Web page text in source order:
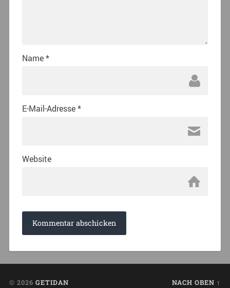
Name*
E-Mail-Adresse*
Website
© 2026 GETIDAN NACH OBEN ↑